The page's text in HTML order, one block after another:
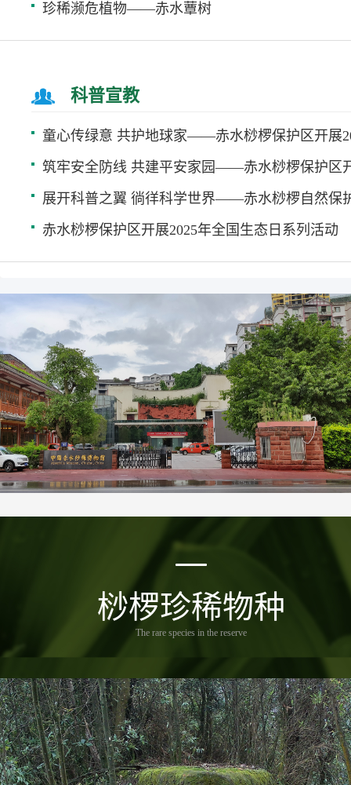
珍稀濒危植物——赤水蕈树
科普宣教
赤水桫椤保护区开展2025年全国生态日系列活动
桫椤珍稀物种
The rare species in the reserve